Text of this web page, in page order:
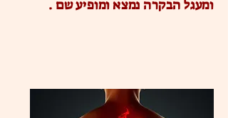
ומעגל הבקרה נמצא ומופיע שם .